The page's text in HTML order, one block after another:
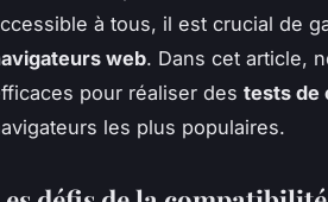
à tous, il est crucial de
web. Dans cet article,
pour réaliser des tests de
les plus populaires.